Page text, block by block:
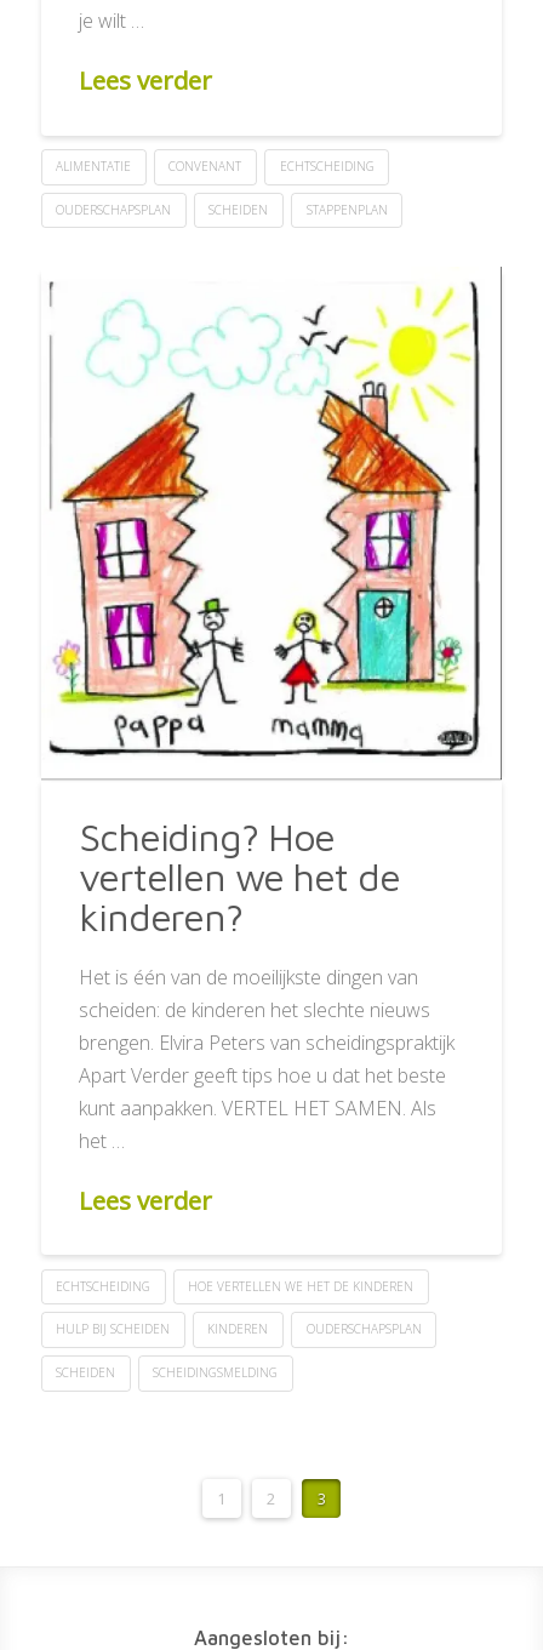
je wilt …
Lees verder
ALIMENTATIE CONVENANT ECHTSCHEIDING
OUDERSCHAPSPLAN SCHEIDEN STAPPENPLAN
Scheiding? Hoe
vertellen we het de
kinderen?
Het is één van de moeilijkste dingen van
scheiden: de kinderen het slechte nieuws
brengen. Elvira Peters van scheidingspraktijk
Apart Verder geeft tips hoe u dat het beste
kunt aanpakken. VERTEL HET SAMEN. Als
het …
Lees verder
ECHTSCHEIDING HOE VERTELLEN WE HET DE KINDEREN
HULP BIJ SCHEIDEN KINDEREN OUDERSCHAPSPLAN
SCHEIDEN SCHEIDINGSMELDING
1 2 3
Aangesloten bij: